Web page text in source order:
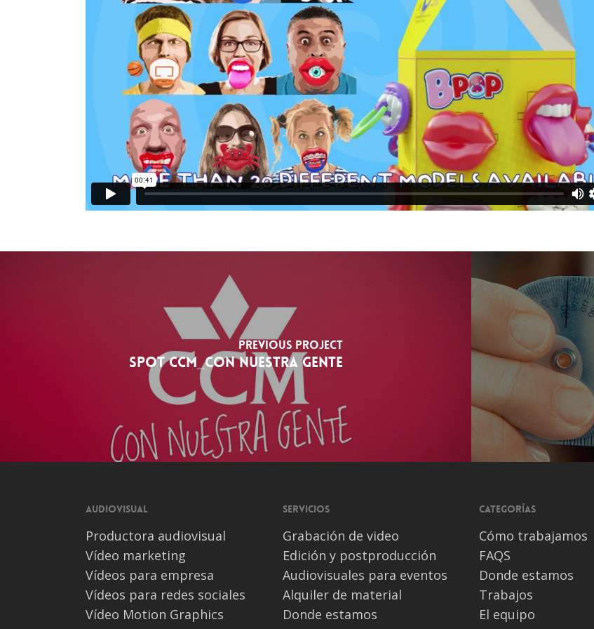
Previous Project
SPOT CCM_CON NUESTRA GENTE
Audiovisual
Productora audiovisual
Vídeo marketing
Vídeos para empresa
Vídeos para redes sociales
Vídeo Motion Graphics
Servicios
Grabación de video
Edición y postproducción
Audiovisuales para eventos
Alquiler de material
Donde estamos
Categorías
Cómo trabajamos
FAQS
Donde estamos
Trabajos
El equipo